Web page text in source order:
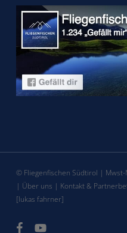
© Fliegenfischen Südtirol |
| Über uns | Kontakt &
[lukas fahrner]
facebookyoutube